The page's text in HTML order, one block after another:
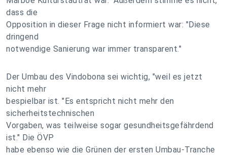
dass die
Opposition in dieser Frage nicht informiert war: "Diese
dringend
notwendige Sanierung war immer transparent."
Der Umbau des Vindobona sei wichtig, "weil es jetzt
nicht mehr
bespielbar ist. "Es entspricht nicht mehr den
sicherheitstechnischen
Vorgaben, was teilweise sogar gesundheitsgefährdend
ist." Die ÖVP
habe ebenso wie die Grünen der ersten Umbau-Tranche